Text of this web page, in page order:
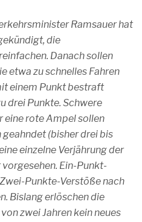
Ramsauer hat
die
Danach sollen
etwa zu schnelles Fahren
einem Punkt bestraft
drei Punkte. Schwere
eine rote Ampel sollen
(bisher drei bis
einzelne Verjährung der
Ein-Punkt-
Punkte-Verstöße nach
Bislang erlöschen die
zwei Jahren kein neues